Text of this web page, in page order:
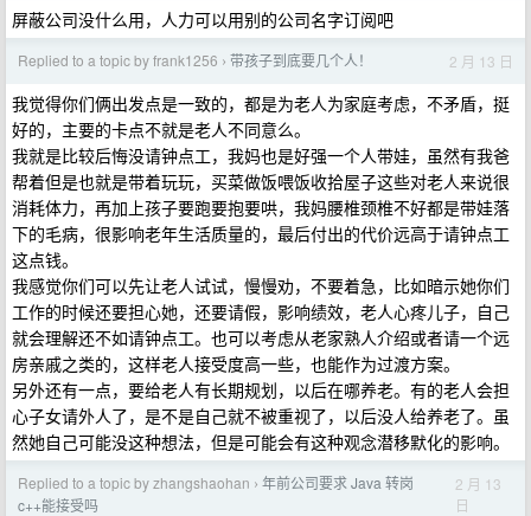
屏蔽公司没什么用，人力可以用别的公司名字订阅吧
Replied to a topic by frank1256 › 带孩子到底要几个人！ 2 月 13 日
我觉得你们俩出发点是一致的，都是为老人为家庭考虑，不矛盾，挺
好的，主要的卡点不就是老人不同意么。
我就是比较后悔没请钟点工，我妈也是好强一个人带娃，虽然有我爸
帮着但是也就是带着玩玩，买菜做饭喂饭收拾屋子这些对老人来说很
消耗体力，再加上孩子要跑要抱要哄，我妈腰椎颈椎不好都是带娃落
下的毛病，很影响老年生活质量的，最后付出的代价远高于请钟点工
这点钱。
我感觉你们可以先让老人试试，慢慢劝，不要着急，比如暗示她你们
工作的时候还要担心她，还要请假，影响绩效，老人心疼儿子，自己
就会理解还不如请钟点工。也可以考虑从老家熟人介绍或者请一个远
房亲戚之类的，这样老人接受度高一些，也能作为过渡方案。
另外还有一点，要给老人有长期规划，以后在哪养老。有的老人会担
心子女请外人了，是不是自己就不被重视了，以后没人给养老了。虽
然她自己可能没这种想法，但是可能会有这种观念潜移默化的影响。
Replied to a topic by zhangshaohan › 年前公司要求 Java 转岗
c++能接受吗
2 月 13
日